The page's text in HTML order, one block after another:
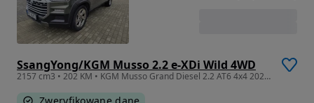
SsangYong/KGM Musso 2.2 e-XDi Wild 4WD
2157 cm3 • 202 KM • KGM Musso Grand Diesel 2.2 AT6 4x4 202KM WILD FV23% podemonstracyjny
Zweryfikowane dane